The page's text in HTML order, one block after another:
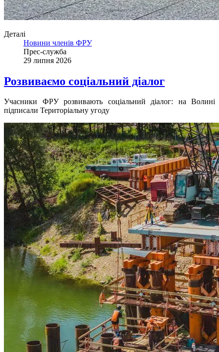
Деталі
Новини членів ФРУ
Прес-служба
29 липня 2026
Розвиваємо соціальний діалог
Учасники ФРУ розвивають соціальний діалог: на Волині
підписали Територіальну угоду